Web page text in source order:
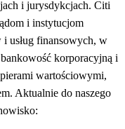
i jurysdykcjach. Citi
i instytucjom
usług finansowych, w
korporacyjną i
wartościowymi,
Aktualnie do naszego